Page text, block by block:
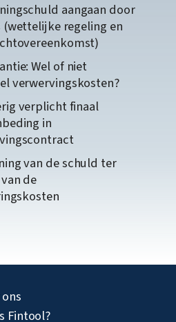
aangaan door
regeling en
Wel of niet
verwervingskosten?
verplicht finaal
in
van de schuld ter
de
Fintool?